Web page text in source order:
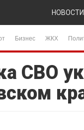
Бизнес ЖКХ
СВО